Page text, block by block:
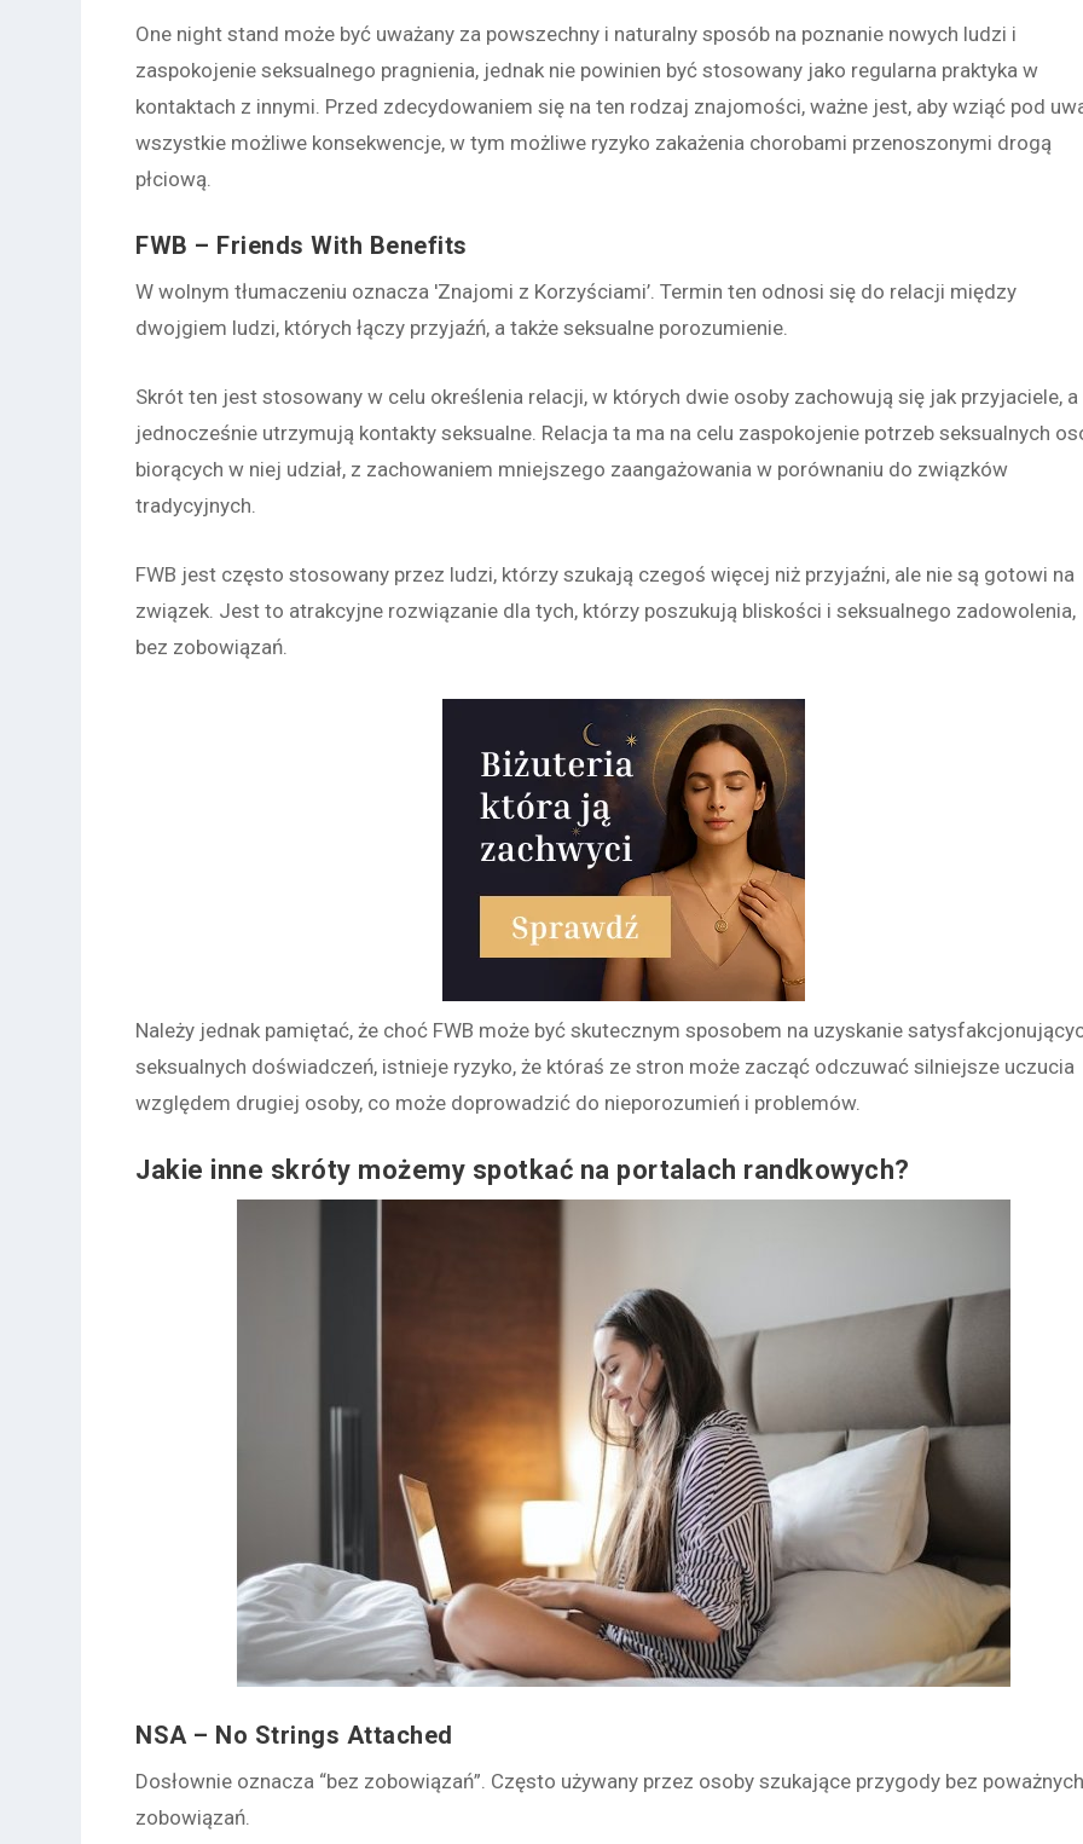
One night stand może być uważany za powszechny i naturalny sposób na poznanie nowych ludzi i
zaspokojenie seksualnego pragnienia, jednak nie powinien być stosowany jako regularna praktyka w
kontaktach z innymi. Przed zdecydowaniem się na ten rodzaj znajomości, ważne jest, aby wziąć pod
wszystkie możliwe konsekwencje, w tym możliwe ryzyko zakażenia chorobami przenoszonymi drogą
płciową.
FWB – Friends With Benefits
W wolnym tłumaczeniu oznacza 'Znajomi z Korzyściami’. Termin ten odnosi się do relacji między
dwojgiem ludzi, których łączy przyjaźń, a także seksualne porozumienie.
Skrót ten jest stosowany w celu określenia relacji, w których dwie osoby zachowują się jak przyjaciele, a
jednocześnie utrzymują kontakty seksualne. Relacja ta ma na celu zaspokojenie potrzeb seksualnych
biorących w niej udział, z zachowaniem mniejszego zaangażowania w porównaniu do związków
tradycyjnych.
FWB jest często stosowany przez ludzi, którzy szukają czegoś więcej niż przyjaźni, ale nie są gotowi na
związek. Jest to atrakcyjne rozwiązanie dla tych, którzy poszukują bliskości i seksualnego zadowolenia,
bez zobowiązań.
Należy jednak pamiętać, że choć FWB może być skutecznym sposobem na uzyskanie
seksualnych doświadczeń, istnieje ryzyko, że któraś ze stron może zacząć odczuwać silniejsze uczucia
względem drugiej osoby, co może doprowadzić do nieporozumień i problemów.
Jakie inne skróty możemy spotkać na portalach randkowych?
NSA – No Strings Attached
Dosłownie oznacza “bez zobowiązań”. Często używany przez osoby szukające przygody bez
zobowiązań.